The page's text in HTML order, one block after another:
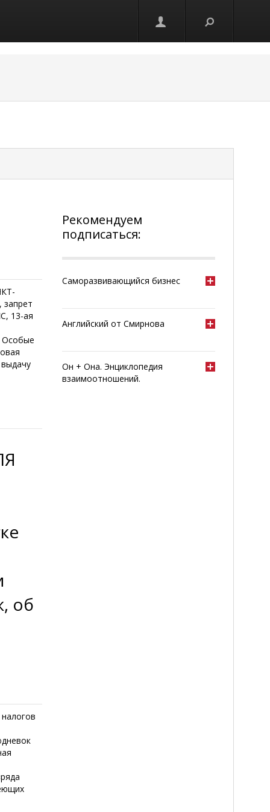
13-ая
Особые
об
Рекомендуем
подписаться:
Саморазвивающийся бизнес
Английский от Смирнова
Он + Она. Энциклопедия
взаимоотношений.